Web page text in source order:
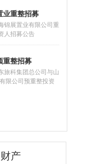
重整投资人，实现债
）鲁0702破申1
，裁定受理潍坊城商
有限公司（以下简
决定书，指定山东求
业重整招募
锦展置业有限公司重
人招募公告
破招2号 2023年
鲁1002破申1号民
定受理山东荣城建筑
对威海锦展置业有限
重整招募
旅科集团总公司与山
限公司预重整投资
根据山东旅科信息有
产
10分钟前
10分钟前
10分钟前
10分钟前
拍房推介·23
拍房推介·23
】济南槐荫恒大